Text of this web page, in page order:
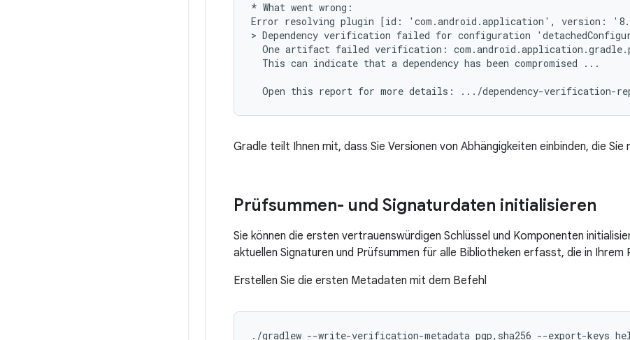
* What went wrong:
Error resolving plugin [id: 'com.android.application', version:
> Dependency verification failed for configuration
One artifact failed verification:
  This can indicate that a dependency has been compromised ...
Gradle teilt Ihnen mit, dass Sie Versionen von Abhängigkeiten einbinden, die
Prüfsummen- und Signaturdaten initialisieren
Sie können die ersten vertrauenswürdigen Schlüssel und Komponenten
aktuellen Signaturen und Prüfsummen für alle Bibliotheken erfasst, die in
Erstellen Sie die ersten Metadaten mit dem Befehl